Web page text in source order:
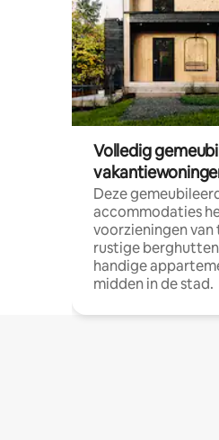
Volledig
Deze
accommodaties
voorzieningen van
rustige
handige
midden in de stad.